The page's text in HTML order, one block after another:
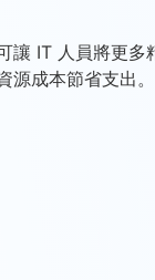
讓 IT 人員將更
成本節省支出。